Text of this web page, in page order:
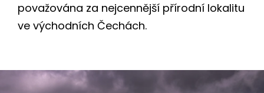
považována za nejcennější přírodní lokalitu
ve východních Čechách.